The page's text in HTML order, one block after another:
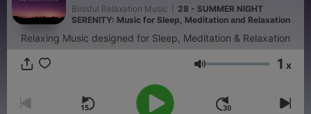
Blissful Relaxation Music
28 - SUMMER NIGHT
SERENITY: Music for Sleep, Meditation and Relaxation
Relaxing Music designed for Sleep, Meditation & Relaxation
Volumen 1 x